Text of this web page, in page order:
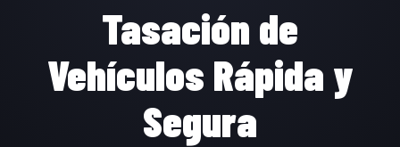
Tasación de
Vehículos Rápida y
Segura